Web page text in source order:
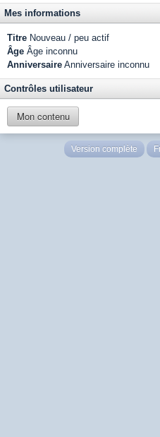
Mes informations
Titre Nouveau / peu actif
Âge Âge inconnu
Anniversaire Anniversaire inconnu
Contrôles utilisateur
Mon contenu
Version complète